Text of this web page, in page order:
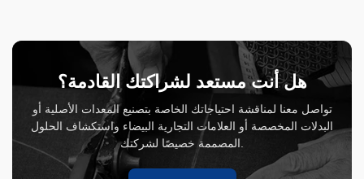
هل أنت مستعد لشراكتك القادمة؟
تواصل معنا لمناقشة احتياجاتك الخاصة بتصنيع المعدات الأصلية أو
البدلات المخصصة أو العلامات التجارية البيضاء واستكشاف الحلول
المصممة خصيصًا لشركتك.